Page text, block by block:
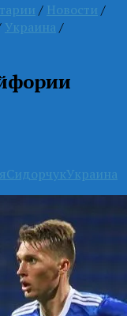
/ Новости /
Украина /
СидорчукУкраина